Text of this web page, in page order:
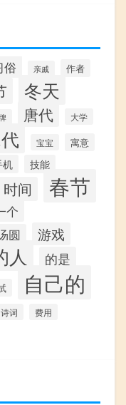
俗 亲戚 作者
冬天
唐代 大学
宝宝 寓意
机 技能
时间 春节
个
圆 游戏
人 的是
自己的
诗词 费用